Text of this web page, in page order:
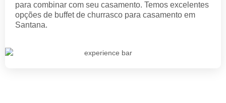
para combinar com seu casamento. Temos excelentes
opções de buffet de churrasco para casamento em
Santana.